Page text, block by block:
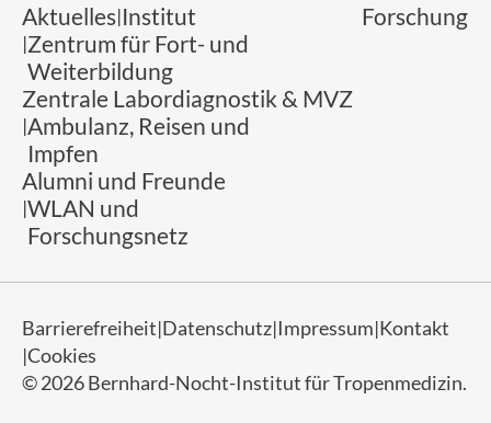
Aktuelles Institut
Forschung
Zentrum für Fort- und
Weiterbildung
Zentrale Labordiagnostik & MVZ
Ambulanz, Reisen und
Impfen
Alumni und Freunde
WLAN und
Forschungsnetz
© 2026 Bernhard-Nocht-Institut für Tropenmedizin.
Barrierefreiheit Datenschutz Impressum Kontakt
Cookies